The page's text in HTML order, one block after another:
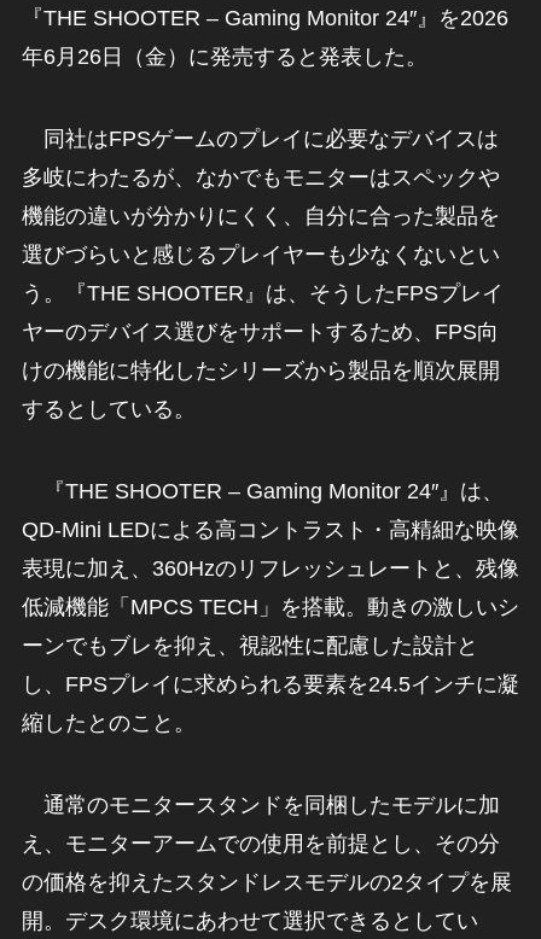
『THE SHOOTER – Gaming Monitor 24″』を2026
年6月26日（金）に発売すると発表した。
同社はFPSゲームのプレイに必要なデバイスは
多岐にわたるが、なかでもモニターはスペックや
機能の違いが分かりにくく、自分に合った製品を
選びづらいと感じるプレイヤーも少なくないとい
う。『THE SHOOTER』は、そうしたFPSプレイ
ヤーのデバイス選びをサポートするため、FPS向
けの機能に特化したシリーズから製品を順次展開
するとしている。
『THE SHOOTER – Gaming Monitor 24″』は、
QD-Mini LEDによる高コントラスト・高精細な映像
表現に加え、360Hzのリフレッシュレートと、残像
低減機能「MPCS TECH」を搭載。動きの激しいシ
ーンでもブレを抑え、視認性に配慮した設計と
し、FPSプレイに求められる要素を24.5インチに凝
縮したとのこと。
通常のモニタースタンドを同梱したモデルに加
え、モニターアームでの使用を前提とし、その分
の価格を抑えたスタンドレスモデルの2タイプを展
開。デスク環境にあわせて選択できるとしてい